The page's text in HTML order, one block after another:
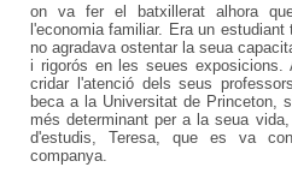
on va fer el batxillerat alhora
l'economia familiar. Era un
no agradava ostentar la seua
i rigorós en les seues exposicions.
cridar l'atenció dels seus
beca a la Universitat de Princeton,
més determinant per a la seua
d'estudis, Teresa, que es va
companya.